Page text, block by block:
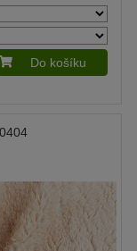
Do košíku